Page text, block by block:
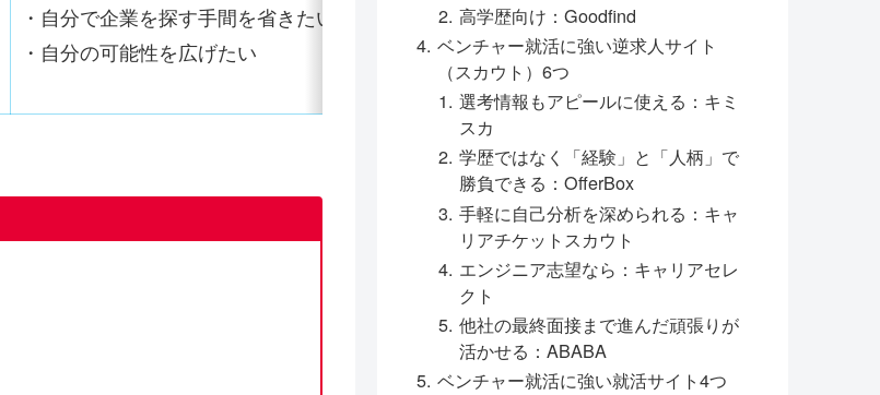
・自分で企業を探す手間を省きたい
・自分の可能性を広げたい
高学歴向け：Goodfind
ベンチャー就活に強い逆求人サイト
（スカウト）6つ
選考情報もアピールに使える：キミ
スカ
学歴ではなく「経験」と「人柄」で
勝負できる：OfferBox
手軽に自己分析を深められる：キャ
リアチケットスカウト
エンジニア志望なら：キャリアセレ
クト
他社の最終面接まで進んだ頑張りが
活かせる：ABABA
ベンチャー就活に強い就活サイト4つ